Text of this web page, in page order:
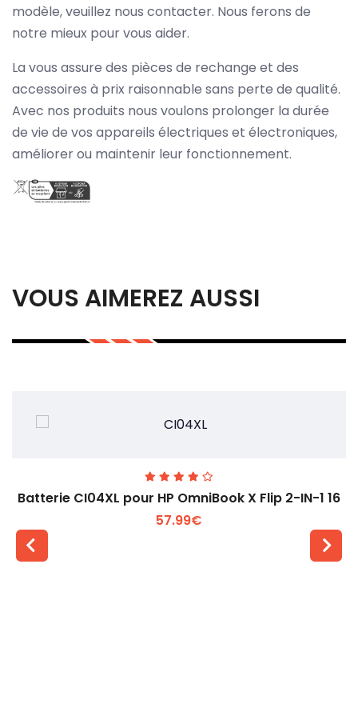
modèle, veuillez nous contacter. Nous ferons de
notre mieux pour vous aider.
La vous assure des pièces de rechange et des
accessoires à prix raisonnable sans perte de qualité.
Avec nos produits nous voulons prolonger la durée
de vie de vos appareils électriques et électroniques,
améliorer ou maintenir leur fonctionnement.
VOUS AIMEREZ AUSSI
Batterie CI04XL pour HP OmniBook X Flip 2-IN-1 16
57.99€